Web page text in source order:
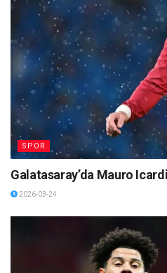
SPOR
Galatasaray’da Mauro
2026-03-24